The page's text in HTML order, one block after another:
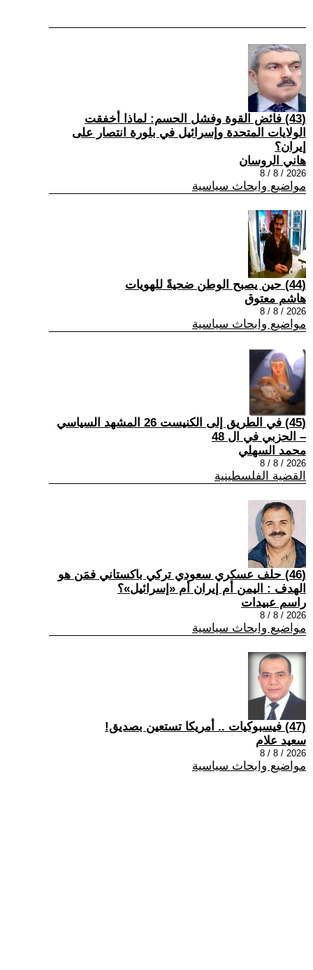
(43) فائض القوة وفشل الحسم: لماذا أخفقت
الولايات المتحدة وإسرائيل في بلورة انتصار على
إيران؟
هاني الروسان
2026 / 8 / 8
مواضيع وابحاث سياسية
(44) حين يصبح الوطن ضحيةً للهويات
هاشم معتوق
2026 / 8 / 8
مواضيع وابحاث سياسية
(45) في الطريق إلى الكنيست 26 المشهد السياسي
– الحزبي في ال 48
محمد السهلي
2026 / 8 / 8
القضية الفلسطينية
(46) حلف عسكري سعودي تركي باكستاني فمَن هو
الهدف : اليمن أم إيران أم «إسرائيل»؟
راسم عبيدات
2026 / 8 / 8
مواضيع وابحاث سياسية
(47) فيسبوكيات .. أمريكا تستعين بصديق!
سعيد علام
2026 / 8 / 8
مواضيع وابحاث سياسية